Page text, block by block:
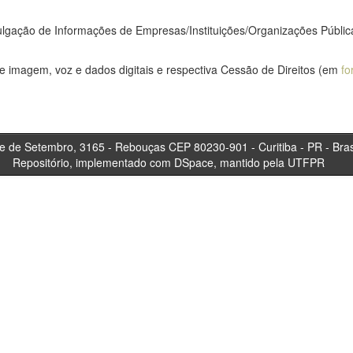
de Informações de Empresas/Instituições/Organizações
imagem, voz e dados digitais e respectiva Cessão de Direitos (em
3165 - Rebouças CEP 80230-901 -
Repositório, implementado com DSpace, mantido pela UTFPR